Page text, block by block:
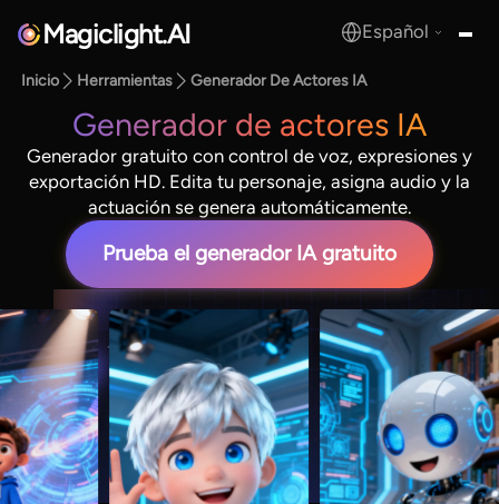
Magiclight.AI Español
Inicio Herramientas Generador De Actores IA
Generador de actores IA
Generador gratuito con control de voz, expresiones y
exportación HD. Edita tu personaje, asigna audio y la
actuación se genera automáticamente.
Prueba el generador IA gratuito